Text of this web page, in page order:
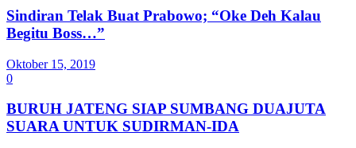
Sindiran Telak Buat Prabowo; “Oke Deh Kalau
Begitu Boss…”
Oktober 15, 2019
0
BURUH JATENG SIAP SUMBANG DUAJUTA
SUARA UNTUK SUDIRMAN-IDA